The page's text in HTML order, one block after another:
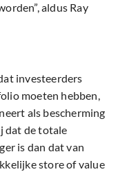
aldus Ray
investeerders
moeten hebben,
als bescherming
dat de totale
is dan dat van
store of value